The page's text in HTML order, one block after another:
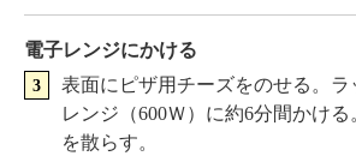
電子レンジにかける
表面にピザ用チーズをのせる。
レンジ（600Ｗ）に約6分間かけ
を散らす。